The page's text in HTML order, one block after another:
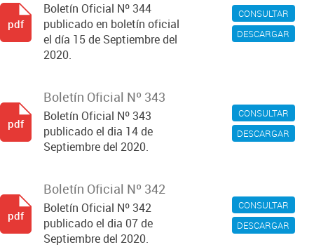
CONSULTAR
DESCARGAR
Boletín Oficial Nº 344
publicado en boletín oficial
el día 15 de Septiembre del
2020.
pdf
CONSULTAR
DESCARGAR
Boletín Oficial Nº 343
Boletín Oficial Nº 343
publicado el dia 14 de
Septiembre del 2020.
pdf
CONSULTAR
DESCARGAR
Boletín Oficial Nº 342
Boletín Oficial Nº 342
publicado el dia 07 de
Septiembre del 2020.
pdf